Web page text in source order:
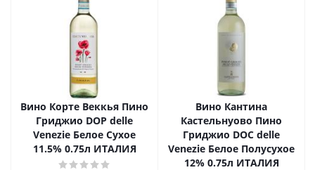
Вино Корте Веккья Пино
Гриджио DOP delle
Venezie Белое Сухое
11.5% 0.75л ИТАЛИЯ
Вино Кантина
Кастельнуово Пино
Гриджио DOC delle
Venezie Белое Полусухое
12% 0.75л ИТАЛИЯ